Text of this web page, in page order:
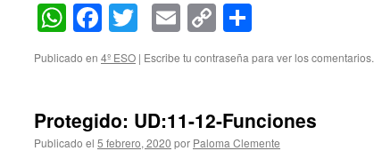
WhatsApp
Facebook
TwitterEmail
Copy
Link
Publicado en 4º ESO | Escribe tu contraseña para ver los comentarios.
Protegido: UD:11-12-Funciones
Publicado el 5 febrero, 2020 por Paloma Clemente